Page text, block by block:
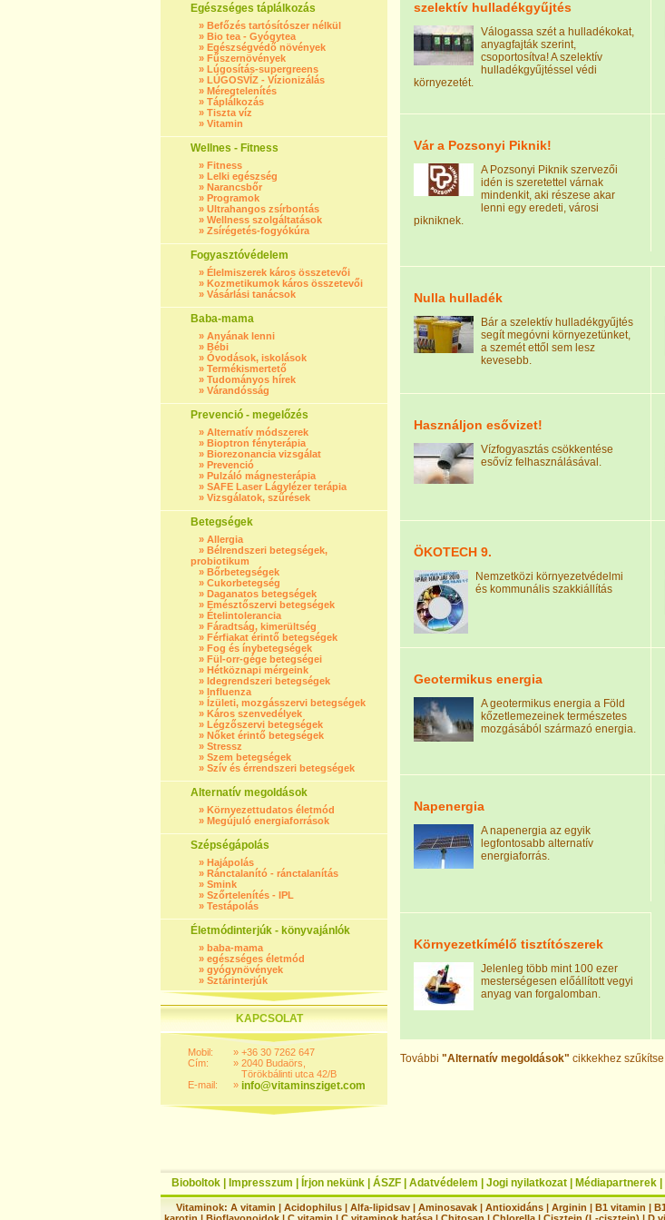
Egészséges táplálkozás
» Befőzés tartósítószer nélkül
» Bio tea - Gyógytea
» Egészségvédő növények
» Fűszernövények
» Lúgosítás-supergreens
» LÚGOSVÍZ - Vízionizálás
» Méregtelenítés
» Táplálkozás
» Tiszta víz
» Vitamin
Wellnes - Fitness
» Fitness
» Lelki egészség
» Narancsbőr
» Programok
» Ultrahangos zsírbontás
» Wellness szolgáltatások
» Zsírégetés-fogyókúra
Fogyasztóvédelem
» Élelmiszerek káros összetevői
» Kozmetikumok káros összetevői
» Vásárlási tanácsok
Baba-mama
» Anyának lenni
» Bébi
» Óvodások, iskolások
» Termékismertető
» Tudományos hírek
» Várandósság
Prevenció - megelőzés
» Alternatív módszerek
» Bioptron fényterápia
» Biorezonancia vizsgálat
» Prevenció
» Pulzáló mágnesterápia
» SAFE Laser Lágylézer terápia
» Vizsgálatok, szűrések
Betegségek
» Allergia
» Bélrendszeri betegségek,
probiotikum
» Bőrbetegségek
» Cukorbetegség
» Daganatos betegségek
» Emésztőszervi betegségek
» Ételintolerancia
» Fáradtság, kimerültség
» Férfiakat érintő betegségek
» Fog és ínybetegségek
» Fül-orr-gége betegségei
» Hétköznapi mérgeink
» Idegrendszeri betegségek
» Influenza
» Ízületi, mozgásszervi betegségek
» Káros szenvedélyek
» Légzőszervi betegségek
» Nőket érintő betegségek
» Stressz
» Szem betegségek
» Szív és érrendszeri betegségek
Alternatív megoldások
» Környezettudatos életmód
» Megújuló energiaforrások
Szépségápolás
» Hajápolás
» Ránctalanító - ránctalanítás
» Smink
» Szőrtelenítés - IPL
» Testápolás
Életmódinterjúk - könyvajánlók
» baba-mama
» egészséges életmód
» gyógynövények
» Sztárinterjúk
KAPCSOLAT
Mobil:
Cím:
E-mail:
»
»
»
+36 30 7262 647
2040 Budaörs,
Törökbálinti utca 42/B
info@vitaminsziget.com
szelektív hulladékgyűjtés
Válogassa szét a hulladékokat,
anyagfajták szerint,
csoportosítva! A szelektív
hulladékgyűjtéssel védi
környezetét.
Vár a Pozsonyi Piknik!
A Pozsonyi Piknik szervezői
idén is szeretettel várnak
mindenkit, aki részese akar
lenni egy eredeti, városi
pikniknek.
Nulla hulladék
Bár a szelektív hulladékgyűjtés
segít megóvni környezetünket,
a szemét ettől sem lesz
kevesebb.
Használjon esővizet!
Vízfogyasztás csökkentése
esővíz felhasználásával.
ÖKOTECH 9.
Nemzetközi környezetvédelmi
és kommunális szakkiállítás
Geotermikus energia
A geotermikus energia a Föld
kőzetlemezeinek természetes
mozgásából származó energia.
Napenergia
A napenergia az egyik
legfontosabb alternatív
energiaforrás.
Környezetkímélő tisztítószerek
Jelenleg több mint 100 ezer
mesterségesen előállított vegyi
anyag van forgalomban.
További "Alternatív megoldások" cikkekhez
Bioboltok Impresszum Írjon nekünk ÁSZF Adatvédelem Jogi nyilatkozat Médiapartnerek
Vitaminok: A vitamin | Acidophilus| Alfa-lipidsav| Aminosavak| Antioxidáns| Arginin | B1 vitamin |